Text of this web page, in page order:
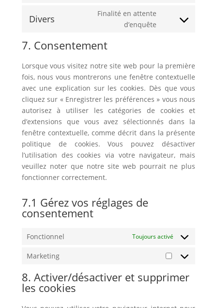
service
Divers
Finalité en attente
d’enquête
Consent
7. Consentement
Lorsque vous visitez notre site web pour la première
fois, nous vous montrerons une fenêtre contextuelle
avec une explication sur les cookies. Dès que vous
cliquez sur « Enregistrer les préférences » vous nous
autorisez à utiliser les catégories de cookies et
d’extensions que vous avez sélectionnés dans la
fenêtre contextuelle, comme décrit dans la présente
politique de cookies. Vous pouvez désactiver
l’utilisation des cookies via votre navigateur, mais
veuillez noter que notre site web pourrait ne plus
fonctionner correctement.
7.1 Gérez vos réglages de
consentement
Fonctionnel Toujours activé
Marketing
Marketing
8. Activer/désactiver et supprimer
les cookies